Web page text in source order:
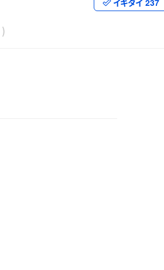
イキタイ 237
)